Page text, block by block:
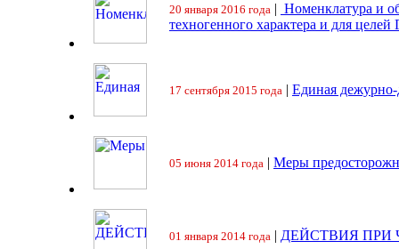
20 января 2016 года | Номенклатура и
техногенного характера и для целей
17 сентября 2015 года | Единая
05 июня 2014 года | Меры
01 января 2014 года | ДЕЙСТВИЯ ПРИ